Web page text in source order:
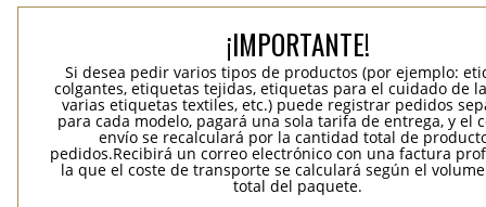
¡IMPORTANTE!
Si desea pedir varios tipos de productos (por ejemplo:
colgantes, etiquetas tejidas, etiquetas para el cuidado de
varias etiquetas textiles, etc.) puede registrar pedidos
para cada modelo, pagará una sola tarifa de entrega, y el
envío se recalculará por la cantidad total de
pedidos.Recibirá un correo electrónico con una factura
la que el coste de transporte se calculará según el
total del paquete.